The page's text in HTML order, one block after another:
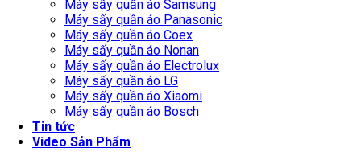
Máy sấy quần áo Samsung
Máy sấy quần áo Panasonic
Máy sấy quần áo Coex
Máy sấy quần áo Nonan
Máy sấy quần áo Electrolux
Máy sấy quần áo LG
Máy sấy quần áo Xiaomi
Máy sấy quần áo Bosch
Tin tức
Video Sản Phẩm